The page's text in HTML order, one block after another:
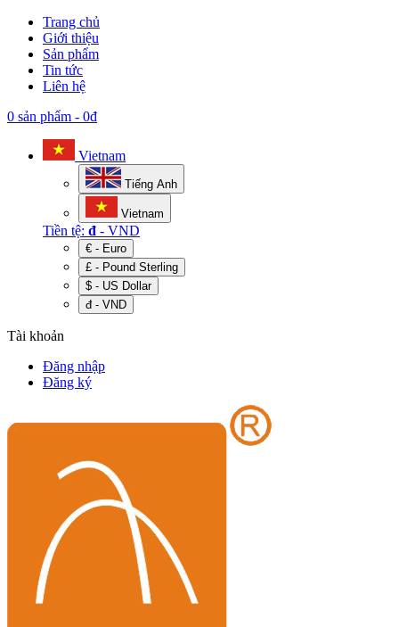
Trang chủ
Giới thiệu
Sản phẩm
Tin tức
Liên hệ
0 sản phẩm - 0đ
Vietnam
Tiếng Anh
Vietnam
Tiền tệ: đ - VND
€ - Euro
£ - Pound Sterling
$ - US Dollar
đ - VND
Tài khoản
Đăng nhập
Đăng ký